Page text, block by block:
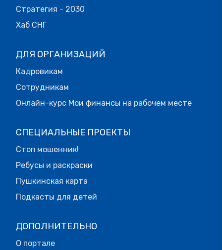
Стратегия - 2030
Хаб СНГ
ДЛЯ ОРГАНИЗАЦИЙ
Кадровикам
Сотрудникам
Онлайн-курс Мои финансы на рабочем месте
СПЕЦИАЛЬНЫЕ ПРОЕКТЫ
Стоп мошенник!
Ребусы и раскраски
Пушкинская карта
Подкасты для детей
ДОПОЛНИТЕЛЬНО
О портале